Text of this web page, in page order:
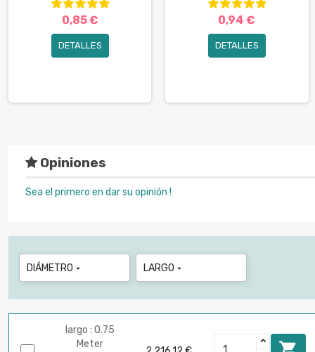
0,85 €
DETALLES
0,94 €
DETALLES
Opiniones
Sea el primero en dar su opinión !
DIÁMETRO  LARGO 
largo : 0.75
Meter